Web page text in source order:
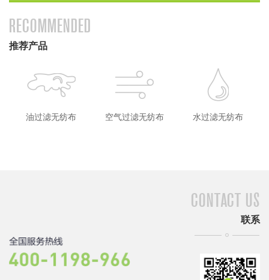
RECOMMENDED
推荐产品
油过滤无纺布 空气过滤无纺布 水过滤无纺布
CONTACT US
联系